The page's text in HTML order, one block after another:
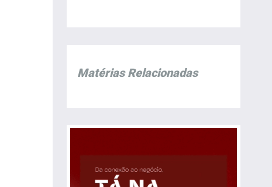
Matérias Relacionadas